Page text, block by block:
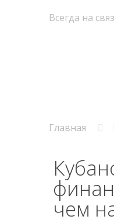
Всегда на
Главная
чем